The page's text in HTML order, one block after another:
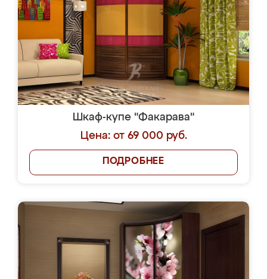
Шкаф-купе "Факарава"
Цена: от 69 000 руб.
ПОДРОБНЕЕ